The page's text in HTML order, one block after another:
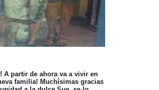
A partir de ahora va a vivir en
familia! Muchísimas gracias